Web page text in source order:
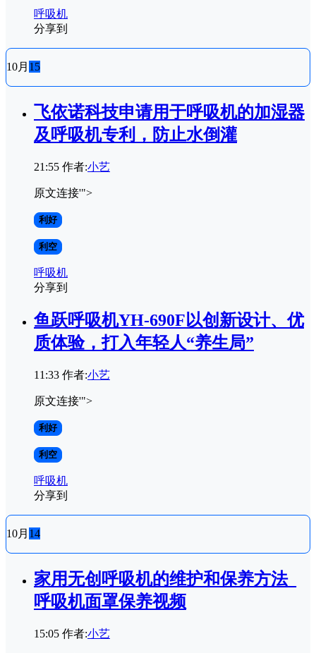
呼吸机
分享到
10月 15
飞依诺科技申请用于呼吸机的加湿器
及呼吸机专利，防止水倒灌
21:55 作者:小艺
原文连接'">
利好
利空
呼吸机
分享到
鱼跃呼吸机YH-690F以创新设计、优
质体验，打入年轻人“养生局”
11:33 作者:小艺
原文连接'">
利好
利空
呼吸机
分享到
10月 14
家用无创呼吸机的维护和保养方法_
呼吸机面罩保养视频
15:05 作者:小艺